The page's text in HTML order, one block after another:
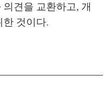
견을 교환하고, 개
한 것이다.